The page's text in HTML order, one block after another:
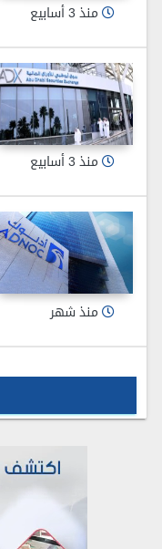
منذ 3 أسابيع
منذ 3 أسابيع
منذ شهر